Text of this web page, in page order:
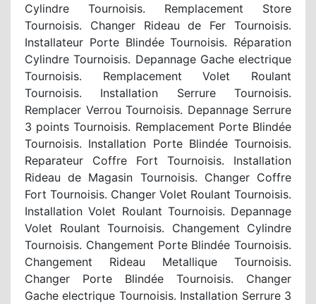
Cylindre Tournoisis. Remplacement Store
Tournoisis. Changer Rideau de Fer Tournoisis.
Installateur Porte Blindée Tournoisis. Réparation
Cylindre Tournoisis. Depannage Gache electrique
Tournoisis. Remplacement Volet Roulant
Tournoisis. Installation Serrure Tournoisis.
Remplacer Verrou Tournoisis. Depannage Serrure
3 points Tournoisis. Remplacement Porte Blindée
Tournoisis. Installation Porte Blindée Tournoisis.
Reparateur Coffre Fort Tournoisis. Installation
Rideau de Magasin Tournoisis. Changer Coffre
Fort Tournoisis. Changer Volet Roulant Tournoisis.
Installation Volet Roulant Tournoisis. Depannage
Volet Roulant Tournoisis. Changement Cylindre
Tournoisis. Changement Porte Blindée Tournoisis.
Changement Rideau Metallique Tournoisis.
Changer Porte Blindée Tournoisis. Changer
Gache electrique Tournoisis. Installation Serrure 3